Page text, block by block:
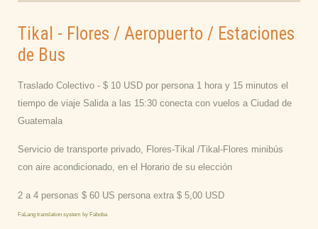
Tikal - Flores / Aeropuerto / Estaciones
de Bus
Traslado Colectivo - $ 10 USD por persona 1 hora y 15 minutos el
tiempo de viaje Salida a las 15:30 conecta con vuelos a Ciudad de
Guatemala
Servicio de transporte privado, Flores-Tikal /Tikal-Flores minibús
con aire acondicionado, en el Horario de su elección
2 a 4 personas $ 60 US persona extra $ 5,00 USD
FaLang translation system by Faboba